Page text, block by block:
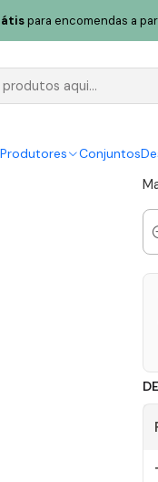
Produtores Conjuntos
para encomendas a
Seco Madeira 75cl
|